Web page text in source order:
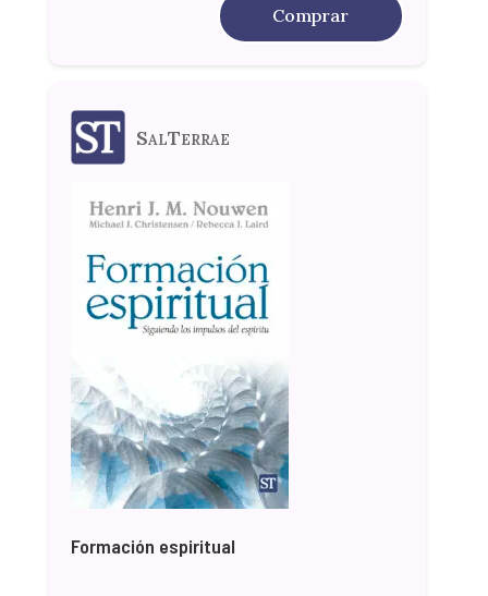
Comprar
SalTerrae
Formación espiritual